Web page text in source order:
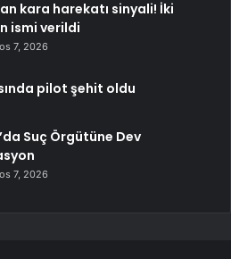
kara harekatı sinyali! İki
ismi verildi
7, 2026
pilot şehit oldu
Suç Örgütüne Dev
7, 2026